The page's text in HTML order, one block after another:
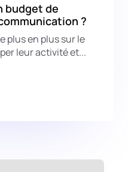
budget de
?
plus en plus sur le
leur activité et...